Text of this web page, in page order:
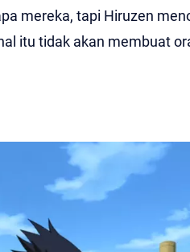
mereka, tapi Hiruzen
itu tidak akan membuat